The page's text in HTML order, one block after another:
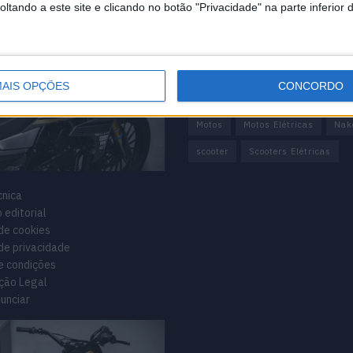
a este site e clicando no botão "Privacidade" na parte inferior
OPÇÕES CONCORDO
importante
editorial
cookies
privacidade
condições
Legal
Tags
Customização EICMA
Motos Motos Elétricas
scooter Scooters Elétricas